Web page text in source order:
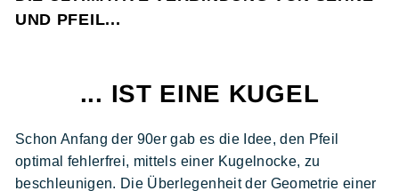
UND PFEIL...
... IST EINE KUGEL
Schon Anfang der 90er gab es die Idee, den Pfeil
optimal fehlerfrei, mittels einer Kugelnocke, zu
beschleunigen. Die Überlegenheit der Geometrie einer